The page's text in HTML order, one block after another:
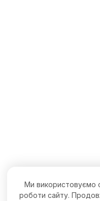
Ми використовуємо
роботи сайту.